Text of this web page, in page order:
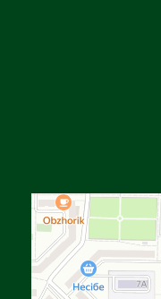
Яндекс Карталар —